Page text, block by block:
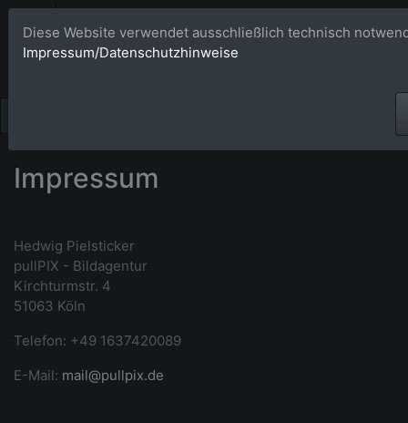
Bildagentur
Impressum
Hedwig Pielsticker
pullPIX - Bildagentur
Kirchturmstr. 4
51063 Köln
Telefon: +49 1637420089
E-Mail: mail@pullpix.de
Diese Website verwendet ausschließlich technisch
Impressum/Datenschutzhinweise